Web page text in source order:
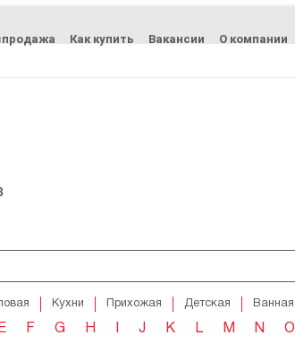
Как купить Вакансии О компании
Кухни Прихожая Детская Ванная
E F G H J K L M N O